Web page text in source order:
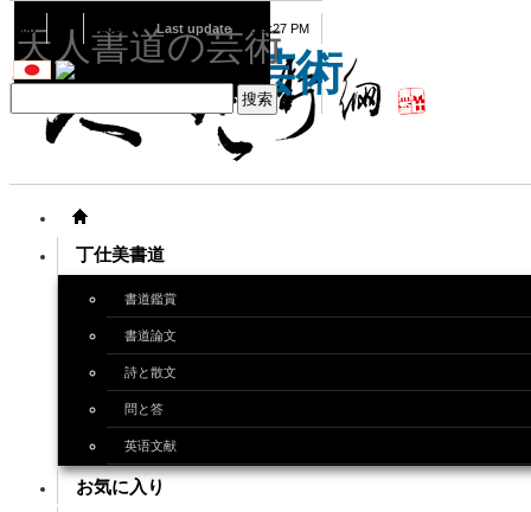
天人書道の芸術
丁仕美書道
書道鑑賞
書道論文
詩と散文
問と答
英语文献
お気に入り
08 07 2026 Last update 08:15:27 PM
天人書道の芸術